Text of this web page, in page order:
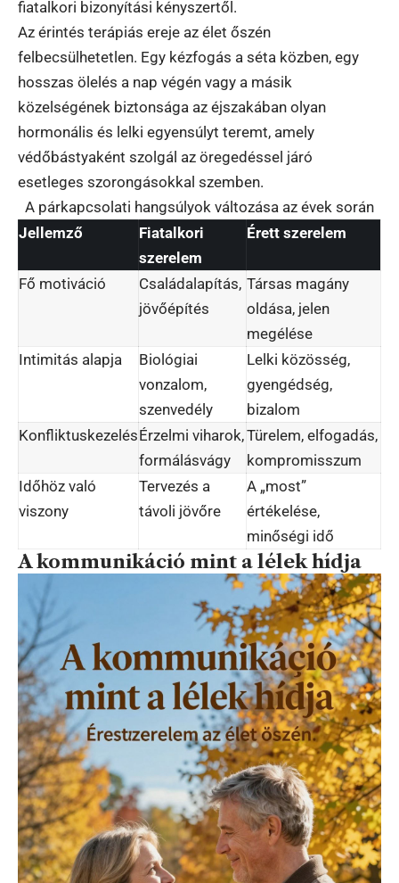
fiatalkori bizonyítási kényszertől.
Az érintés terápiás ereje az élet őszén
felbecsülhetetlen. Egy kézfogás a séta közben, egy
hosszas ölelés a nap végén vagy a másik
közelségének biztonsága az éjszakában olyan
hormonális és lelki egyensúlyt teremt, amely
védőbástyaként szolgál az öregedéssel járó
esetleges szorongásokkal szemben.
A párkapcsolati hangsúlyok változása az évek során
Jellemző
Fiatalkori
szerelem
Érett szerelem
Fő motiváció
Családalapítás,
jövőépítés
Társas magány
oldása, jelen
megélése
Intimitás alapja
Biológiai
vonzalom,
szenvedély
Lelki közösség,
gyengédség,
bizalom
KonfliktuskezelésÉrzelmi viharok,
formálásvágy
Türelem, elfogadás,
kompromisszum
Időhöz való
viszony
Tervezés a
távoli jövőre
A „most”
értékelése,
minőségi idő
A kommunikáció mint a lélek hídja